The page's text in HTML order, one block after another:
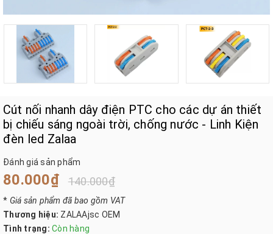
Cút nối nhanh dây điện PTC cho các dự án thiết
bị chiếu sáng ngoài trời, chống nước - Linh Kiện
đèn led Zalaa
Đánh giá sản phẩm
80.000₫ 140.000₫
* Giá sản phẩm đã bao gồm VAT
Thương hiệu: ZALAAjsc OEM
Tình trạng: Còn hàng